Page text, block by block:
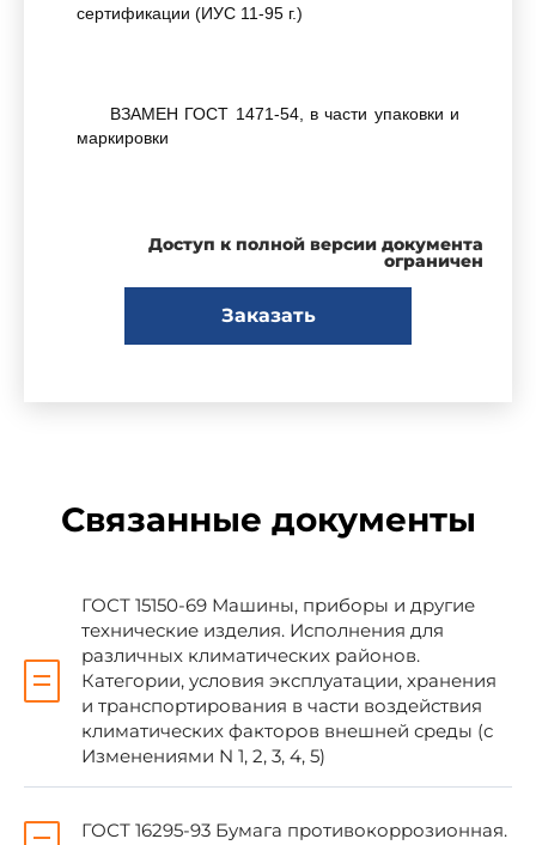
сертификации (ИУС 11-95 г.)
ВЗАМЕН ГОСТ 1471-54, в части упаковки и
маркировки
утвержденными в феврале 1982 г., декабре
1986 г. (ИУС 5-82, 3-87).
Настоящий стандарт устанавливает
других крепежных изделий и правила
маркирования потребительской и транспортной
Стандарт не распространяется на упаковку
крепежных изделий, входящих в комплекты
запасных частей.
Стандарт полностью соответствует СТ СЭВ
Доступ к полной версии документа
ограничен
Заказать
Связанные документы
ГОСТ 15150-69 Машины, приборы и другие
технические изделия. Исполнения для
различных климатических районов.
Категории, условия эксплуатации, хранения
и транспортирования в части воздействия
климатических факторов внешней среды (с
Изменениями N 1, 2, 3, 4, 5)
ГОСТ 16295-93 Бумага противокоррозионная.